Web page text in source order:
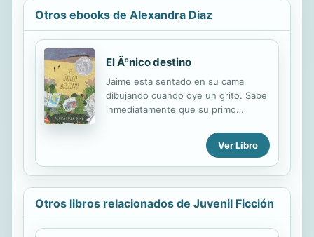
Otros ebooks de Alexandra Diaz
El Ãºnico destino
Jaime esta sentado en su cama
dibujando cuando oye un grito. Sabe
inmediatamente que su primo
muerto. Todos en el pequeano
pueblo de Guatemala donde Jaime
vive conocen a alguien que ha sido
asesinado por los Alfas, una pandilla
violencia y por el traafico de drogas.
Aquellos que rehausan trabajar para
Ver Libro
Otros libros relacionados de Juvenil Ficción